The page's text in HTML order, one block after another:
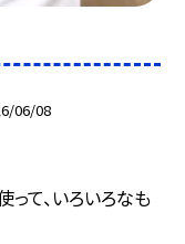
06/08
って、いろいろなも